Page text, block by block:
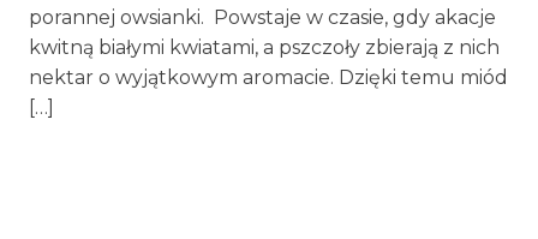
porannej owsianki. Powstaje w czasie, gdy akacje
kwitną białymi kwiatami, a pszczoły zbierają z nich
nektar o wyjątkowym aromacie. Dzięki temu miód
[…]